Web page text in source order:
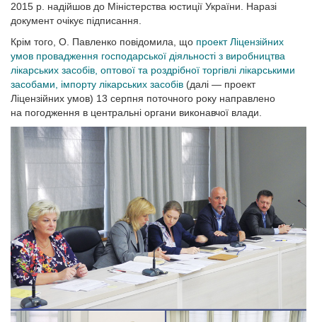
2015 р. надійшов до Міністерства юстиції України. Наразі
документ очікує підписання.
Крім того, О. Павленко повідомила, що проект Ліцензійних
умов провадження господарської діяльності з виробництва
лікарських засобів, оптової та роздрібної торгівлі лікарськими
засобами, імпорту лікарських засобів (далі — проект
Ліцензійних умов) 13 серпня поточного року направлено
на погодження в центральні органи виконавчої влади.